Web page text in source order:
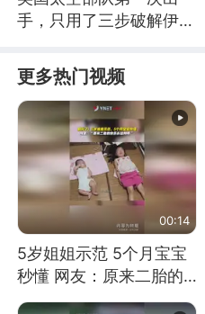
手，只用了三步破解伊朗
更多热门视频
00:14
5岁姐姐示范 5个月宝宝
秒懂 网友：原来二胎的
快乐长这样